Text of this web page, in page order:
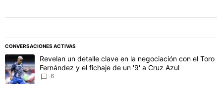
CONVERSACIONES ACTIVAS
Este listado muestra los artículos con más comentarios en los
Un artículo de tendencia con el título "Revelan un detalle clave
Revelan un detalle clave en la negociación con el Toro
Fernández y el fichaje de un '9' a Cruz Azul
6